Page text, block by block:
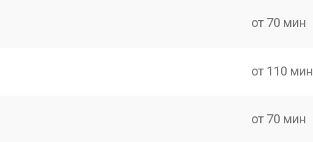
от 70 мин
от 110 мин
от 70 мин